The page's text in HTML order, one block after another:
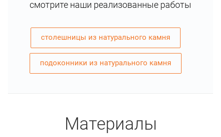
смотрите наши реализованные работы
столешницы из натурального камня
подоконники из натурального камня
Материалы